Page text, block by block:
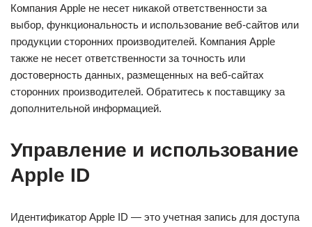
Компания Apple не несет никакой ответственности за
выбор, функциональность и использование веб-сайтов или
продукции сторонних производителей. Компания Apple
также не несет ответственности за точность или
достоверность данных, размещенных на веб-сайтах
сторонних производителей. Обратитесь к поставщику за
дополнительной информацией.
Управление и использование
Apple ID
Идентификатор Apple ID — это учетная запись для доступа